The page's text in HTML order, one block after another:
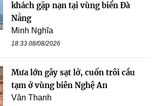
khách gặp nạn tại vùng biển Đà
Nẵng
Minh Nghĩa
18:33 08/08/2026
Mưa lớn gây sạt lở, cuốn trôi cầu
tạm ở vùng biên Nghệ An
Văn Thanh